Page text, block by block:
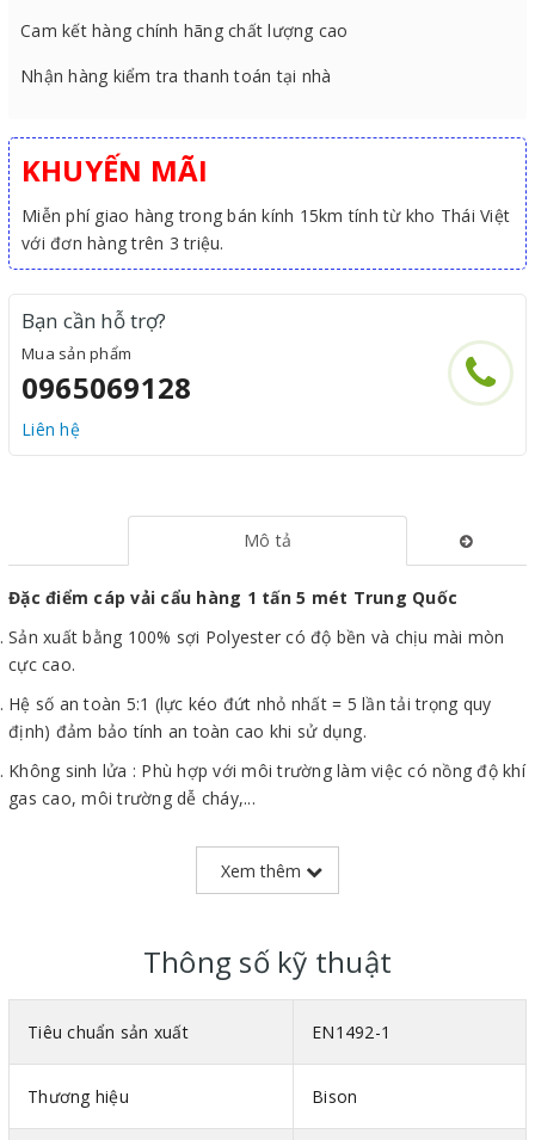
Cam kết hàng chính hãng chất lượng cao
Nhận hàng kiểm tra thanh toán tại nhà
KHUYẾN MÃI
Miễn phí giao hàng trong bán kính 15km tính từ kho Thái Việt
với đơn hàng trên 3 triệu.
Bạn cần hỗ trợ?
Mua sản phẩm
0965069128
Liên hệ
Mô tả
Đặc điểm cáp vải cẩu hàng 1 tấn 5 mét Trung Quốc
Sản xuất bằng 100% sợi Polyester có độ bền và chịu mài mòn
cực cao.
Hệ số an toàn 5:1 (lực kéo đứt nhỏ nhất = 5 lần tải trọng quy
định) đảm bảo tính an toàn cao khi sử dụng.
Không sinh lửa : Phù hợp với môi trường làm việc có nồng độ khí
gas cao, môi trường dễ cháy,...
Bề mặt mềm mịn không gây trầy xước, biến dạng hàng hóa khi
có thể đạt tải trọng lên đến 200% nếu dùng cáp
vải theo phương thức cẩu chữ U.
Xem thêm
Thông số kỹ thuật
Tiêu chuẩn sản xuất EN1492-1
Thương hiệu Bison